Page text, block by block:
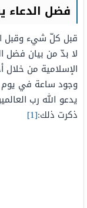
فضل الدعاء
قبل كلّ شيء وقبل
لا بدّ من بيان فضل
الإسلامية من
وجود ساعة في يوم
يدعو الله رب
ذكرت ذلك:[1]